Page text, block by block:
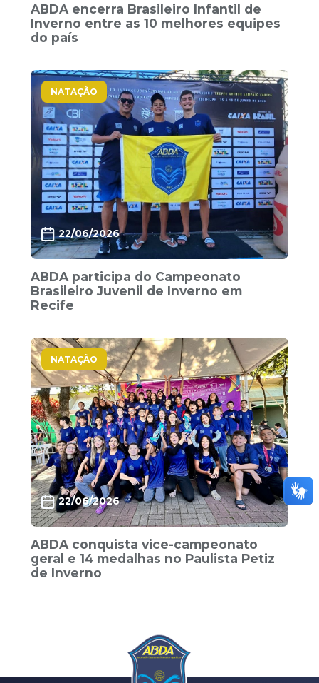
ABDA encerra Brasileiro Infantil de
Inverno entre as 10 melhores equipes
do país
NATAÇÃO
22/06/2026
ABDA participa do Campeonato
Brasileiro Juvenil de Inverno em
Recife
NATAÇÃO
22/06/2026
ABDA conquista vice-campeonato
geral e 14 medalhas no Paulista Petiz
de Inverno